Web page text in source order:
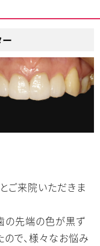
ご来院いただきま
の先端の色が黒ず
で、様々なお悩み